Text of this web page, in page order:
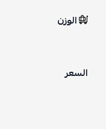
الوزن
السعر